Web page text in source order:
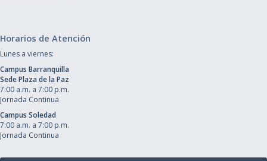
Horarios de Atención
Lunes a viernes:
Campus Barranquilla
Sede Plaza de la Paz
7:00 a.m. a 7:00 p.m.
Jornada Continua
Campus Soledad
7:00 a.m. a 7:00 p.m.
Jornada Continua